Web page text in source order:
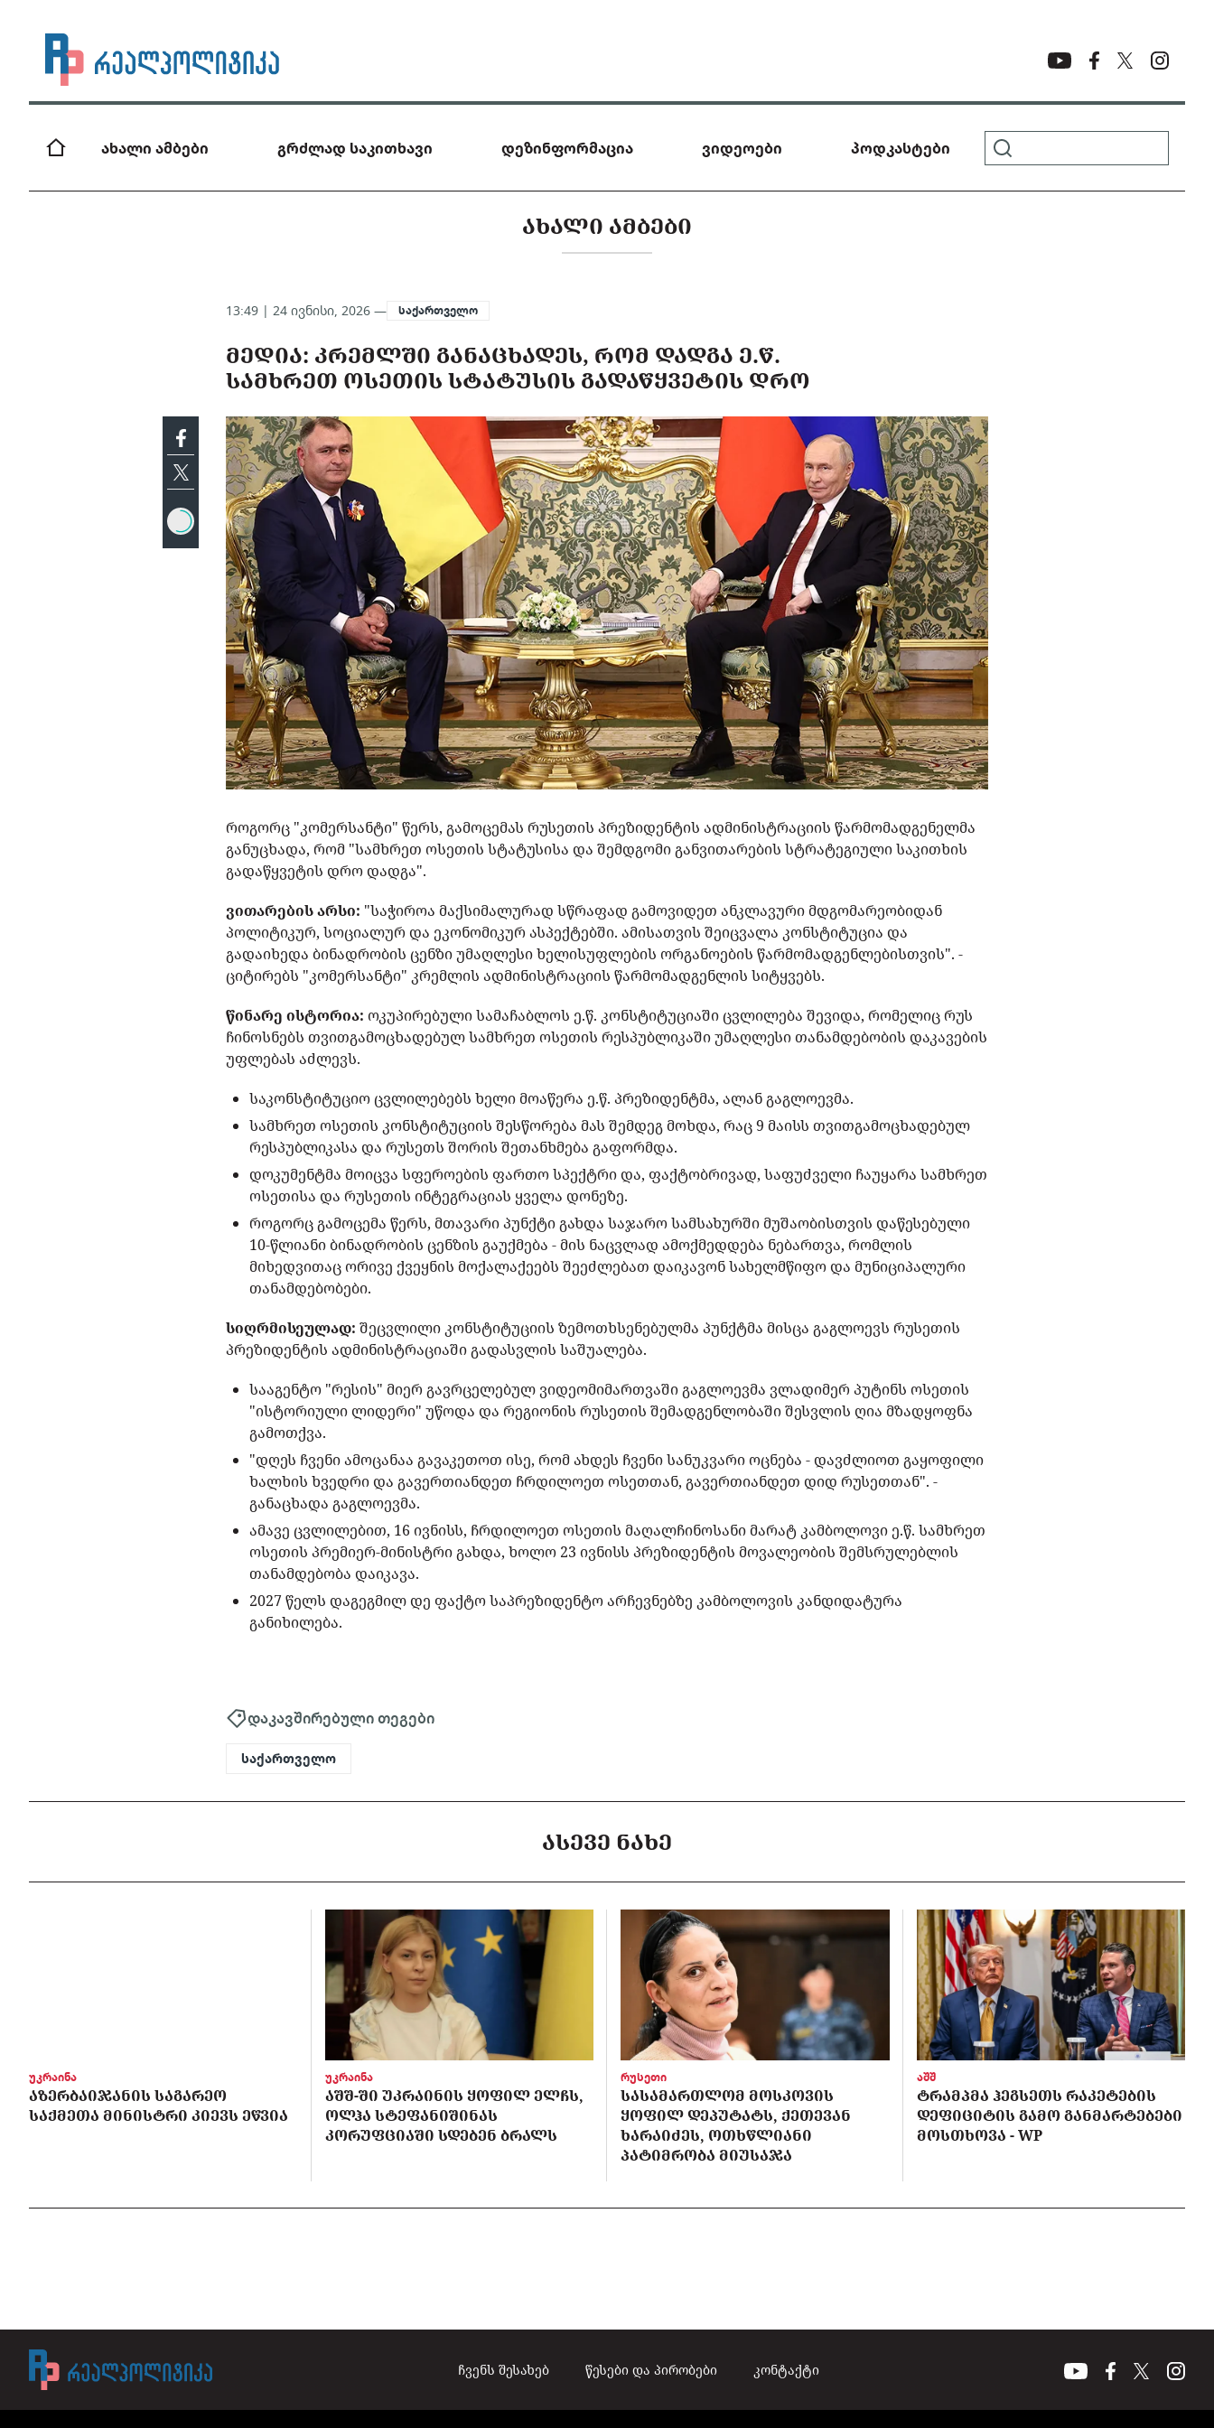
ახალი ამბები გრძლად საკითხავი დეზინფორმაცია ვიდეოები პოდკასტები
ᲐᲮᲐᲚᲘ ᲐᲛᲑᲔᲑᲘ
13:49 | 24 ივნისი, 2026 — საქართველო
ᲛᲔᲓᲘᲐ: ᲙᲠᲔᲛᲚᲨᲘ ᲒᲐᲜᲐᲪᲮᲐᲓᲔᲡ, ᲠᲝᲛ ᲓᲐᲓᲒᲐ Ე.Წ.
ᲡᲐᲛᲮᲠᲔᲗ ᲝᲡᲔᲗᲘᲡ ᲡᲢᲐᲢᲣᲡᲘᲡ ᲒᲐᲓᲐᲬᲧᲕᲔᲢᲘᲡ ᲓᲠᲝ
როგორც "კომერსანტი" წერს, გამოცემას რუსეთის პრეზიდენტის ადმინისტრაციის წარმომადგენელმა
განუცხადა, რომ "სამხრეთ ოსეთის სტატუსისა და შემდგომი განვითარების სტრატეგიული საკითხის
გადაწყვეტის დრო დადგა".
ვითარების არსი: "საჭიროა მაქსიმალურად სწრაფად გამოვიდეთ ანკლავური მდგომარეობიდან
პოლიტიკურ, სოციალურ და ეკონომიკურ ასპექტებში. ამისათვის შეიცვალა კონსტიტუცია და
გადაიხედა ბინადრობის ცენზი უმაღლესი ხელისუფლების ორგანოების წარმომადგენლებისთვის". -
ციტირებს "კომერსანტი" კრემლის ადმინისტრაციის წარმომადგენლის სიტყვებს.
წინარე ისტორია: ოკუპირებული სამაჩაბლოს ე.წ. კონსტიტუციაში ცვლილება შევიდა, რომელიც რუს
ჩინოსნებს თვითგამოცხადებულ სამხრეთ ოსეთის რესპუბლიკაში უმაღლესი თანამდებობის დაკავების
უფლებას აძლევს.
საკონსტიტუციო ცვლილებებს ხელი მოაწერა ე.წ. პრეზიდენტმა, ალან გაგლოევმა.
სამხრეთ ოსეთის კონსტიტუციის შესწორება მას შემდეგ მოხდა, რაც 9 მაისს თვითგამოცხადებულ
რესპუბლიკასა და რუსეთს შორის შეთანხმება გაფორმდა.
დოკუმენტმა მოიცვა სფეროების ფართო სპექტრი და, ფაქტობრივად, საფუძველი ჩაუყარა სამხრეთ
ოსეთისა და რუსეთის ინტეგრაციას ყველა დონეზე.
როგორც გამოცემა წერს, მთავარი პუნქტი გახდა საჯარო სამსახურში მუშაობისთვის დაწესებული
10-წლიანი ბინადრობის ცენზის გაუქმება - მის ნაცვლად ამოქმედდება ნებართვა, რომლის
მიხედვითაც ორივე ქვეყნის მოქალაქეებს შეეძლებათ დაიკავონ სახელმწიფო და მუნიციპალური
თანამდებობები.
სიღრმისეულად: შეცვლილი კონსტიტუციის ზემოთხსენებულმა პუნქტმა მისცა გაგლოევს რუსეთის
პრეზიდენტის ადმინისტრაციაში გადასვლის საშუალება.
სააგენტო "რესის" მიერ გავრცელებულ ვიდეომიმართვაში გაგლოევმა ვლადიმერ პუტინს ოსეთის
"ისტორიული ლიდერი" უწოდა და რეგიონის რუსეთის შემადგენლობაში შესვლის ღია მზადყოფნა
გამოთქვა.
"დღეს ჩვენი ამოცანაა გავაკეთოთ ისე, რომ ახდეს ჩვენი სანუკვარი ოცნება - დავძლიოთ გაყოფილი
ხალხის ხვედრი და გავერთიანდეთ ჩრდილოეთ ოსეთთან, გავერთიანდეთ დიდ რუსეთთან". -
განაცხადა გაგლოევმა.
ამავე ცვლილებით, 16 ივნისს, ჩრდილოეთ ოსეთის მაღალჩინოსანი მარატ კამბოლოვი ე.წ. სამხრეთ
ოსეთის პრემიერ-მინისტრი გახდა, ხოლო 23 ივნისს პრეზიდენტის მოვალეობის შემსრულებლის
თანამდებობა დაიკავა.
2027 წელს დაგეგმილ დე ფაქტო საპრეზიდენტო არჩევნებზე კამბოლოვის კანდიდატურა
განიხილება.
დაკავშირებული თეგები
საქართველო
ᲐᲡᲔᲕᲔ ᲜᲐᲮᲔ
უკრაინა
ᲐᲖᲔᲠᲑᲐᲘᲯᲐᲜᲘᲡ ᲡᲐᲒᲐᲠᲔᲝ
ᲡᲐᲥᲛᲔᲗᲐ ᲛᲘᲜᲘᲡᲢᲠᲘ ᲙᲘᲔᲕᲡ ᲔᲬᲕᲘᲐ
უკრაინა
ᲐᲨᲨ-ᲨᲘ ᲣᲙᲠᲐᲘᲜᲘᲡ ᲧᲝᲤᲘᲚ ᲔᲚᲩᲡ,
ᲝᲚᲰᲐ ᲡᲢᲔᲤᲐᲜᲘᲨᲘᲜᲐᲡ
ᲙᲝᲠᲣᲤᲪᲘᲐᲨᲘ ᲡᲓᲔᲑᲔᲜ ᲑᲠᲐᲚᲡ
რუსეთი
ᲡᲐᲡᲐᲛᲐᲠᲗᲚᲝᲛ ᲛᲝᲡᲙᲝᲕᲘᲡ
ᲧᲝᲤᲘᲚ ᲓᲔᲞᲣᲢᲐᲢᲡ, ᲥᲔᲗᲔᲕᲐᲜ
ᲮᲐᲠᲐᲘᲫᲔᲡ, ᲝᲗᲮᲬᲚᲘᲐᲜᲘ
ᲞᲐᲢᲘᲛᲠᲝᲑᲐ ᲛᲘᲣᲡᲐᲯᲐ
აშშ
ᲢᲠᲐᲛᲞᲛᲐ ᲰᲔᲒᲡᲔᲗᲡ ᲠᲐᲙᲔᲢᲔᲑᲘᲡ
ᲓᲔᲤᲘᲪᲘᲢᲘᲡ ᲒᲐᲛᲝ ᲒᲐᲜᲛᲐᲠᲢᲔᲑᲔᲑᲘ
ᲛᲝᲡᲗᲮᲝᲕᲐ - WP
ჩვენს შესახებ წესები და პირობები კონტაქტი